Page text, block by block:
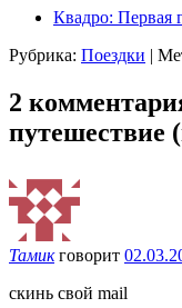
Квадро: Первая
Рубрика: Поездки |
2
путешествие
Тамикговорит
скинь свой mail